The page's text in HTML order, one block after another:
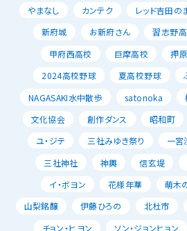
やまなし
カンテク レッド吉田の
新府城
お新府さん 習志野
甲府西高校
巨摩高校 押
2024高校野球
夏高校野球
NAGASAKI水中散歩
satonoka
文化協会
創作ダンス 昭和町
ユ・ジテ
三社みゆき祭り 一宮
三社神社
神輿 信玄堤
イ・ボヨン
花様年華 萌木
山梨銘醸
伊藤ひろの 北杜市
チョン・ヒヨン
ソン・ジョンヒョン